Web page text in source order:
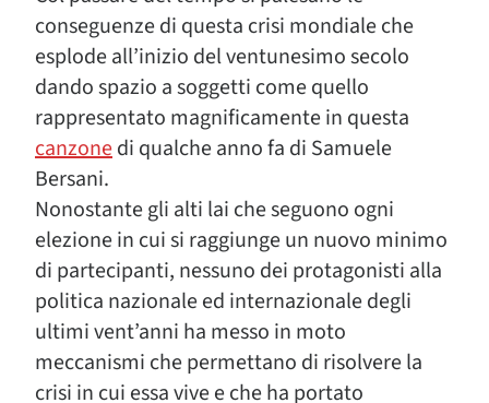
conseguenze di questa crisi mondiale che
esplode all’inizio del ventunesimo secolo
dando spazio a soggetti come quello
rappresentato magnificamente in questa
canzonedi qualche anno fa di Samuele
Bersani.
Nonostante gli alti lai che seguono ogni
elezione in cui si raggiunge un nuovo minimo
di partecipanti, nessuno dei protagonisti alla
politica nazionale ed internazionale degli
ultimi vent’anni ha messo in moto
meccanismi che permettano di risolvere la
crisi in cui essa vive e che ha portato